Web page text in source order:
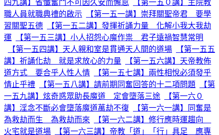
四九講】省懺奮鬥不可因久安而懈怠
【第一五０講】主院教
職人員就職典禮的啟示
【第一五一講】崇拜關聖帝君 要學
習關聖五德
【第一五二講】發揮祈誦力量 化解小我大我劫
運
【第一五三講】小人招怨心魔作祟 君子遠禍智慧常明
【第一五四講】天人親和室是貫通天人間的道場
【第一五五
講】祈誦化劫 就是求放心的力量
【第一五六講】天帝教佈
道方式 要合乎人性人情
【第一五七講】兩性相悅必須發乎
情止乎禮
【第一五八講】請前期同奮回答的十二項問題
【第
一五九講】炫奇惑眾助長魔道 定會墮落三途
【第一六０
講】淫念不斷必會墮落魔道萬劫不復
【第一六一講】同奮是
為救劫而生 為救劫而來
【第一六二講】修行應時運趨向
火宅就是道場
【第一六三講】帝教「道」「行」具足 應專